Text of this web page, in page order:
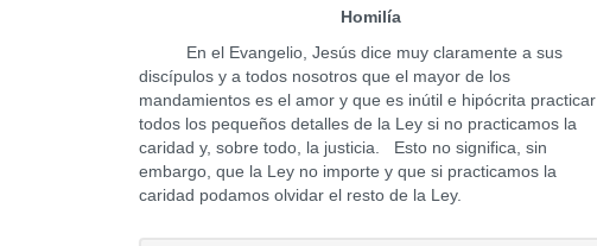
Homilía
En el Evangelio, Jesús dice muy claramente a sus
discípulos y a todos nosotros que el mayor de los
mandamientos es el amor y que es inútil e hipócrita practicar
todos los pequeños detalles de la Ley si no practicamos la
caridad y, sobre todo, la justicia. Esto no significa, sin
embargo, que la Ley no importe y que si practicamos la
caridad podamos olvidar el resto de la Ley.